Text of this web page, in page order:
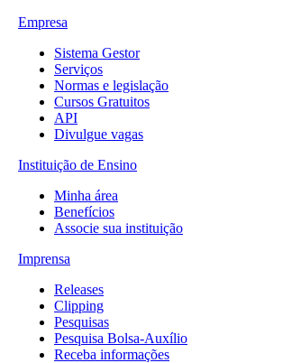
Empresa
Sistema Gestor
Serviços
Normas e legislação
Cursos Gratuitos
API
Divulgue vagas
Instituição de Ensino
Minha área
Benefícios
Associe sua instituição
Imprensa
Releases
Clipping
Pesquisas
Pesquisa Bolsa-Auxílio
Receba informações